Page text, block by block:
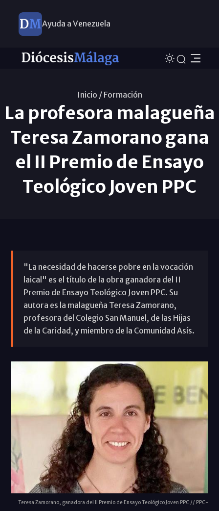
Ayuda a Venezuela
Inicio / Formación
La profesora malagueña
Teresa Zamorano gana
el II Premio de Ensayo
Teológico Joven PPC
"La necesidad de hacerse pobre en la vocación
laical" es el título de la obra ganadora del II
Premio de Ensayo Teológico Joven PPC. Su
autora es la malagueña Teresa Zamorano,
profesora del Colegio San Manuel, de las Hijas
de la Caridad, y miembro de la Comunidad Asís.
Teresa Zamorano, ganadora del II Premio de Ensayo Teológico Joven PPC // PPC-